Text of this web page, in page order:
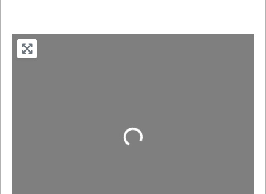
Loading...